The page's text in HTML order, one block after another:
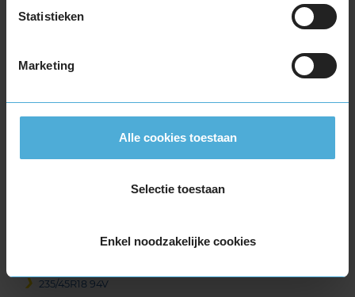
Statistieken
Marketing
Alle cookies toestaan
Selectie toestaan
Enkel noodzakelijke cookies
205/60R18 99H EXTRALOAD
225/40R18 92V EXTRALOAD RUNFLAT
225/45R18 95H EXTRALOAD RUNFLAT
225/45R18 95V EXTRALOAD RUNFLAT
225/45R18 95Y EXTRALOAD
225/55R18 102H EXTRALOAD
235/45R18 94V